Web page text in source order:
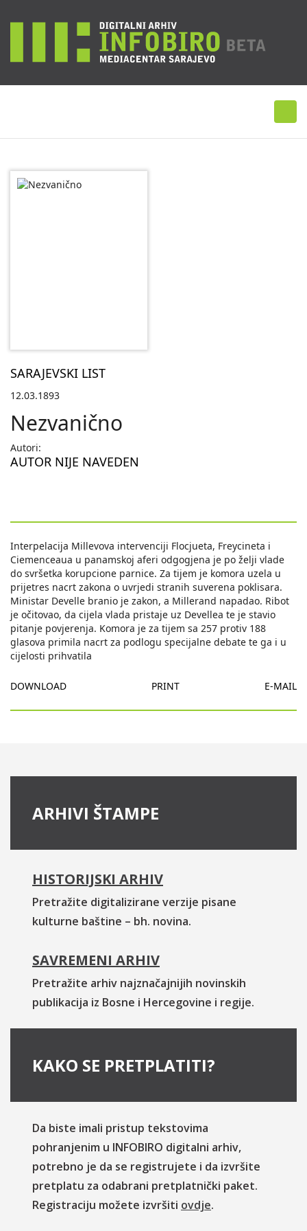
SARAJEVSKI LIST
12.03.1893
Nezvanično
Autori:
AUTOR NIJE NAVEDEN
Interpelacija Millevova intervenciji Flocjueta, Freycineta i
Сiеmenceaua u panamskoj aferi odgogjena je po želji vlade
do svršetka korupcione parnice. Za tijem je komora uzela u
prijetres nacrt zakona o uvrjedi stranih suverena poklisara.
Ministar Develle branio je zakon, a Millerand napadao. Ribot
je očitovao, da cijela vlada pristaje uz Devellea te je stavio
pitanje povjerenja. Komora je za tijem sa 257 protiv 188
glasova primila nacrt za podlogu specijalne debate te ga i u
cijelosti prihvatila
DOWNLOAD PRINT E-MAIL
ARHIVI ŠTAMPE
HISTORIJSKI ARHIV
Pretražite digitalizirane verzije pisane
kulturne baštine – bh. novina.
SAVREMENI ARHIV
Pretražite arhiv najznačajnijih novinskih
publikacija iz Bosne i Hercegovine i regije.
KAKO SE PRETPLATITI?
Da biste imali pristup tekstovima
pohranjenim u INFOBIRO digitalni arhiv,
potrebno je da se registrujete i da izvršite
pretplatu za odabrani pretplatnički paket.
Registraciju možete izvršiti ovdje.